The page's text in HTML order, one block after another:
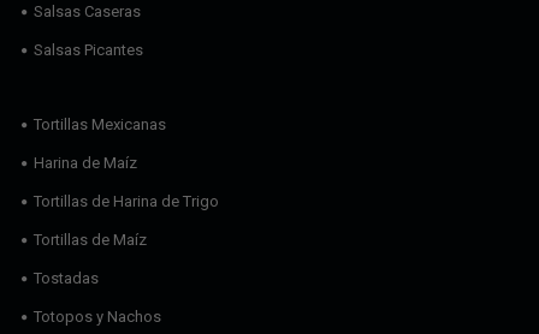
Salsas Caseras
Salsas Picantes
Tortillas Mexicanas
Harina de Maíz
Tortillas de Harina de Trigo
Tortillas de Maíz
Tostadas
Totopos y Nachos